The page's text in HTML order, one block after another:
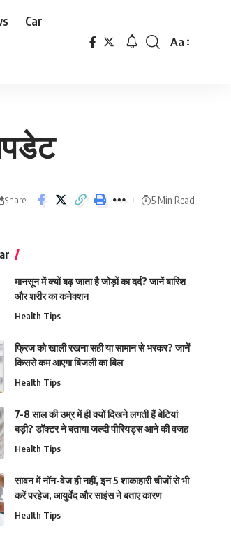
Car
Font
Aa
Share 5 Min Read
मानसून में क्यों बढ़ जाता है जोड़ों का दर्द? जानें बारिश
और शरीर का कनेक्शन
Health Tips
फ्रिज को खाली रखना सही या सामान से भरकर? जानें
किससे कम आएगा बिजली का बिल
Health Tips
7-8 साल की उम्र में ही क्यों दिखने लगती हैं बेटियां
बड़ी? डॉक्टर ने बताया जल्दी पीरियड्स आने की वजह
Health Tips
सावन में नॉन-वेज ही नहीं, इन 5 शाकाहारी चीजों से भी
करें परहेज, आयुर्वेद और साइंस ने बताए कारण
Health Tips